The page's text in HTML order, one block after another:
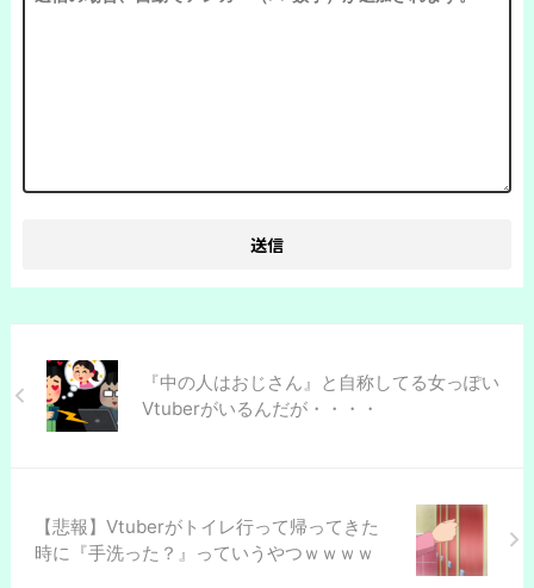
『中の人はおじさん』と自称してる女っぽい
Vtuberがいるんだが・・・・
【悲報】Vtuberがトイレ行って帰ってきた
時に『手洗った？』っていうやつｗｗｗｗ